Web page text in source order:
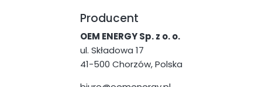
Producent
OEM ENERGY Sp. z o. o.
ul. Składowa 17
41-500 Chorzów, Polska